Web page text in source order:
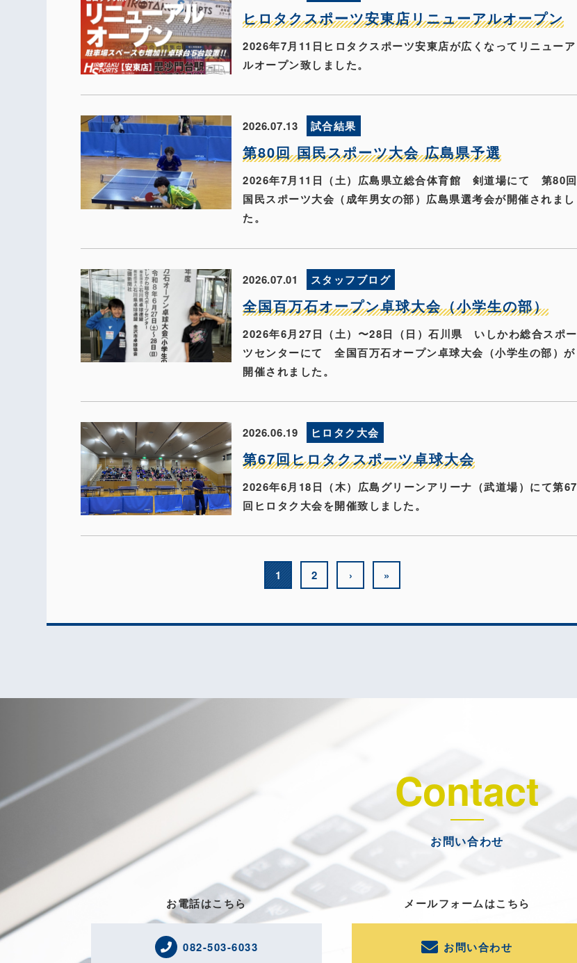
ヒロタクスポーツ安東店リニューアルオープン
2026年7月11日ヒロタクスポーツ安東店が広くなってリニューア
ルオープン致しました。
2026.07.13 試合結果
第80回 国民スポーツ大会 広島県予選
2026年7月11日（土）広島県立総合体育館 剣道場にて 第80回
国民スポーツ大会（成年男女の部）広島県選考会が開催されまし
た。
2026.07.01 スタッフブログ
全国百万石オープン卓球大会（小学生の部）
2026年6月27日（土）〜28日（日）石川県 いしかわ総合スポー
ツセンターにて 全国百万石オープン卓球大会（小学生の部）が
開催されました。
2026.06.19 ヒロタク大会
第67回ヒロタクスポーツ卓球大会
2026年6月18日（木）広島グリーンアリーナ（武道場）にて第67
回ヒロタク大会を開催致しました。
1 2 › »
Contact
お問い合わせ
お電話はこちら
082-503-6033
メールフォームはこちら
お問い合わせ